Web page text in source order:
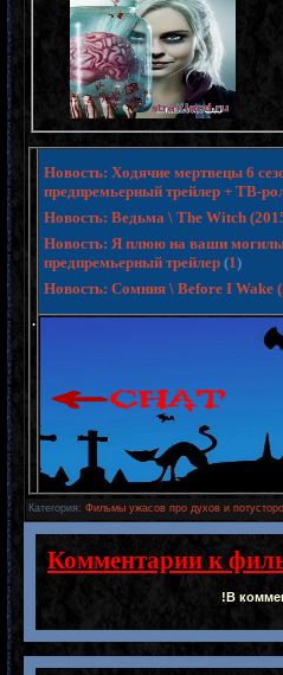
.
Новость: Ходячие мертвецы 6
предпремьерный трейлер + ТВ-
Новость: Ведьма \ The Witch
Новость: Я плюю на ваши
предпремьерный трейлер (1)
Новость: Сомния \ Before I Wake
Категория: Фильмы ужасов про духов и
Комментарии к
!В